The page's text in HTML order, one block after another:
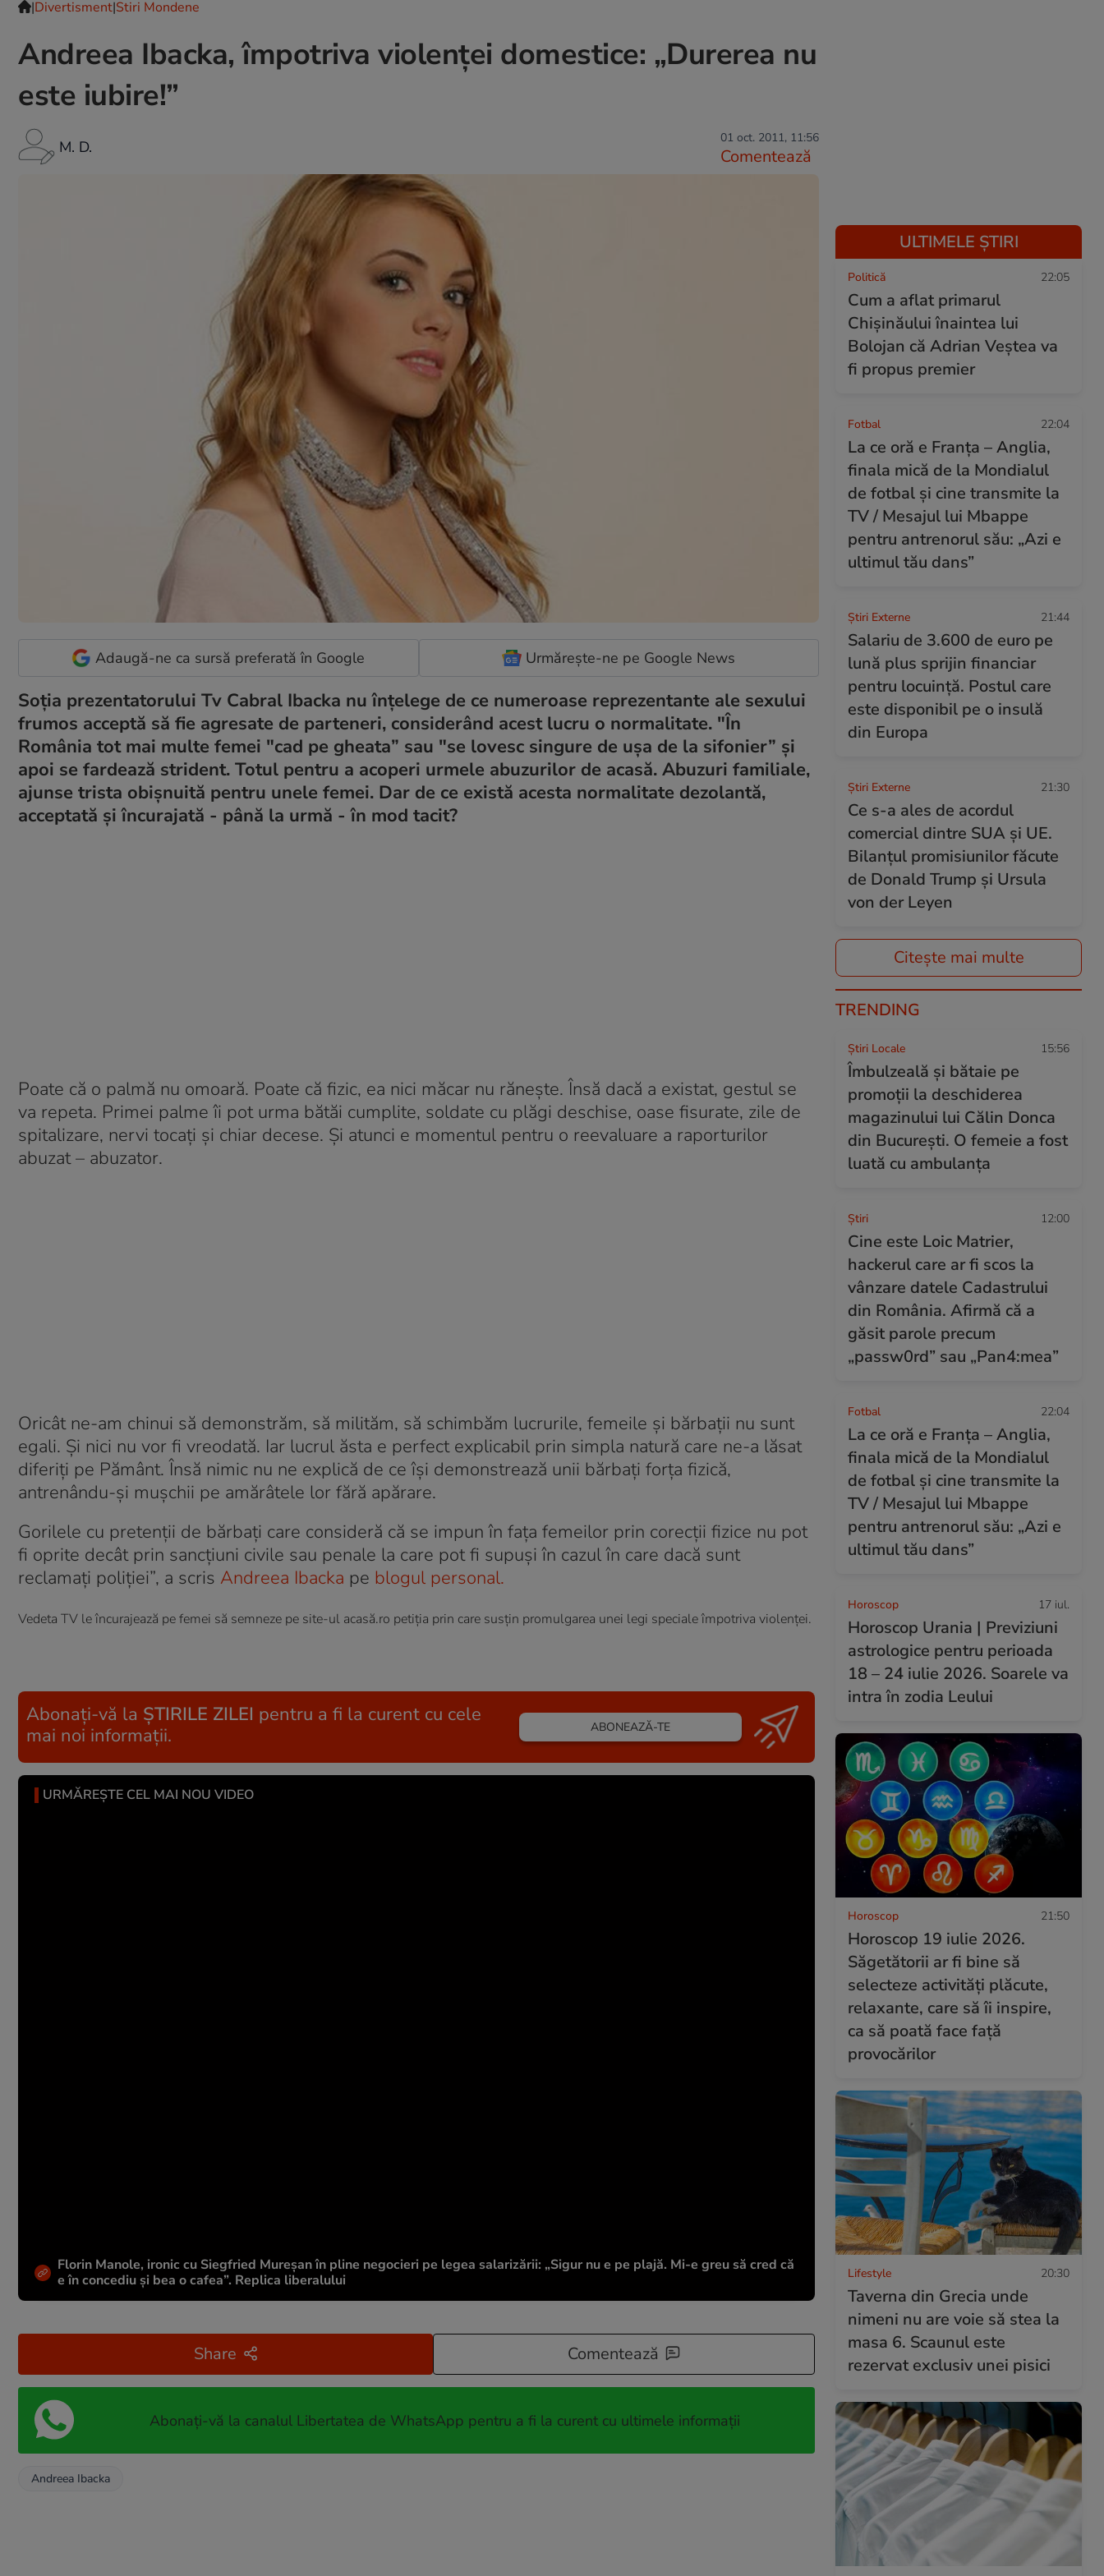
|Divertisment|Stiri Mondene
Andreea Ibacka, împotriva violenței domestice: „Durerea nu
este iubire!”
M. D. 01 oct. 2011, 11:56
Comentează
Adaugă-ne ca sursă preferată în Google Urmărește-ne pe Google News
Soția prezentatorului Tv Cabral Ibacka nu înțelege de ce numeroase reprezentante ale sexului
frumos acceptă să fie agresate de parteneri, considerând acest lucru o normalitate. "În
România tot mai multe femei "cad pe gheata” sau "se lovesc singure de ușa de la sifonier” și
apoi se fardează strident. Totul pentru a acoperi urmele abuzurilor de acasă. Abuzuri familiale,
ajunse trista obișnuită pentru unele femei. Dar de ce există acesta normalitate dezolantă,
acceptată și încurajată - până la urmă - în mod tacit?
Poate că o palmă nu omoară. Poate că fizic, ea nici măcar nu rănește. Însă dacă a existat, gestul se
va repeta. Primei palme îi pot urma bătăi cumplite, soldate cu plăgi deschise, oase fisurate, zile de
spitalizare, nervi tocați și chiar decese. Și atunci e momentul pentru o reevaluare a raporturilor
abuzat – abuzator.
Oricât ne-am chinui să demonstrăm, să milităm, să schimbăm lucrurile, femeile și bărbații nu sunt
egali. Și nici nu vor fi vreodată. Iar lucrul ăsta e perfect explicabil prin simpla natură care ne-a lăsat
diferiți pe Pământ. Însă nimic nu ne explică de ce își demonstrează unii bărbați forța fizică,
antrenându-și mușchii pe amărâtele lor fără apărare.
Gorilele cu pretenții de bărbați care consideră că se impun în fața femeilor prin corecții fizice nu pot
fi oprite decât prin sancțiuni civile sau penale la care pot fi supuși în cazul în care dacă sunt
reclamați poliției”, a scris Andreea Ibacka pe blogul personal.
Vedeta TV le încurajează pe femei să semneze pe site-ul acasă.ro petiţia prin care susţin promulgarea unei legi speciale împotriva violenţei.
Abonați-vă la ȘTIRILE ZILEI pentru a fi la curent cu cele
mai noi informații.
ABONEAZĂ-TE
URMĂREȘTE CEL MAI NOU VIDEO
Florin Manole, ironic cu Siegfried Mureșan în pline negocieri pe legea salarizării: „Sigur nu e pe plajă. Mi-e greu să cred că
e în concediu și bea o cafea”. Replica liberalului
Share Comentează
Abonați-vă la canalul Libertatea de WhatsApp pentru a fi la curent cu ultimele informații
Andreea Ibacka
ULTIMELE ȘTIRI
Politică 22:05
Cum a aflat primarul
Chișinăului înaintea lui
Bolojan că Adrian Veștea va
fi propus premier
Fotbal 22:04
La ce oră e Franța – Anglia,
finala mică de la Mondialul
de fotbal și cine transmite la
TV / Mesajul lui Mbappe
pentru antrenorul său: „Azi e
ultimul tău dans”
Știri Externe 21:44
Salariu de 3.600 de euro pe
lună plus sprijin financiar
pentru locuință. Postul care
este disponibil pe o insulă
din Europa
Știri Externe 21:30
Ce s-a ales de acordul
comercial dintre SUA și UE.
Bilanțul promisiunilor făcute
de Donald Trump și Ursula
von der Leyen
Citește mai multe
TRENDING
Știri Locale 15:56
Îmbulzeală și bătaie pe
promoții la deschiderea
magazinului lui Călin Donca
din București. O femeie a fost
luată cu ambulanța
Ştiri 12:00
Cine este Loic Matrier,
hackerul care ar fi scos la
vânzare datele Cadastrului
din România. Afirmă că a
găsit parole precum
„passw0rd” sau „Pan4:mea”
Fotbal 22:04
La ce oră e Franța – Anglia,
finala mică de la Mondialul
de fotbal și cine transmite la
TV / Mesajul lui Mbappe
pentru antrenorul său: „Azi e
ultimul tău dans”
Horoscop 17 iul.
Horoscop Urania | Previziuni
astrologice pentru perioada
18 – 24 iulie 2026. Soarele va
intra în zodia Leului
Horoscop 21:50
Horoscop 19 iulie 2026.
Săgetătorii ar fi bine să
selecteze activități plăcute,
relaxante, care să îi inspire,
ca să poată face față
provocărilor
Lifestyle 20:30
Taverna din Grecia unde
nimeni nu are voie să stea la
masa 6. Scaunul este
rezervat exclusiv unei pisici